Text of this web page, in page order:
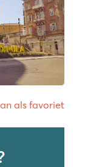
als favoriet